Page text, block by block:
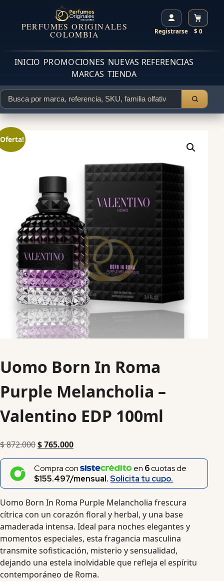
PERFUMES ORIGINALES
COLOMBIA Registrarse $ 0
INICIO PROMOCIONES NUEVAS REFERENCIAS
MARCAS TIENDA
Uomo Born In Roma
Purple Melancholia –
Valentino EDP 100ml
$872.000$765.000
Compra con en 6cuotas de
$155.497/mensual.Solicita tu cupo.
Uomo Born In Roma Purple Melancholia frescura
cítrica con un corazón floral y herbal, y una base
amaderada intensa. Ideal para noches elegantes y
momentos especiales, esta fragancia masculina
transmite sofisticación, misterio y sensualidad,
dejando una estela inolvidable que refleja el espíritu
contemporáneo de Roma.